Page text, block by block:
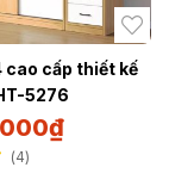
cao cấp thiết kế
5276
₫
4